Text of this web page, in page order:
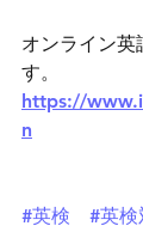
オンライン英
す。
https://
n
#英検 #英検